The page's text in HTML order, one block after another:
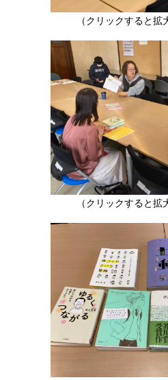
（クリックすると拡
（クリックすると拡